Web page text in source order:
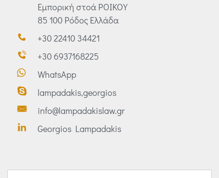
Εμπορική στοά ΡΟΙΚΟΥ
85 100 Ρόδος Ελλάδα
+30 22410 34421
+30 6937168225
WhatsApp
lampadakis,georgios
info@lampadakislaw.gr
Georgios Lampadakis